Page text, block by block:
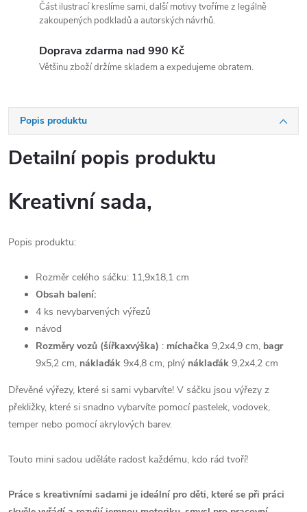
Část ilustrací kreslíme sami, další motivy tvoříme z legálně
zakoupených podkladů a autorských návrhů.
Doprava zdarma nad 990 Kč
Většinu zboží držíme skladem a expedujeme obratem.
Popis produktu
Detailní popis produktu
Kreativní sada,
Popis produktu:
Rozměr celého sáčku: 11,9x18,1 cm
Obsah balení:
4 ks nevybarvených výřezů
návod
Rozměry vozů (šířkaxvýška) : míchačka 9,2x4,9 cm, bagr
9x5,2 cm, náklaďák 9x4,8 cm, plný náklaďák 9,2x4,2 cm
Dřevěné výřezy, které si sami vybarvíte! V sáčku jsou výřezy z
překližky, které si snadno vybarvíte pomocí pastelek, vodovek,
temper nebo pomocí akrylových barev.
Touto mini sadou uděláte radost každému, kdo rád tvoří!
Práce s kreativními sadami je ideální pro děti, které se při práci